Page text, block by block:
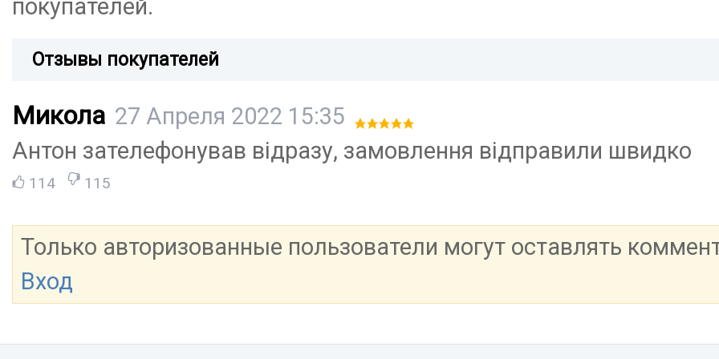
покупателей.
Отзывы покупателей
Микола 27 Апреля 2022 15:35
Антон зателефонував відразу, замовлення відправили швидко
114 115
Только авторизованные пользователи могут оставлять
Вход